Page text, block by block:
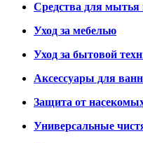
Средства для мытья
Уход за мебелью
Уход за бытовой
Аксессуары для
Защита от
Универсальные